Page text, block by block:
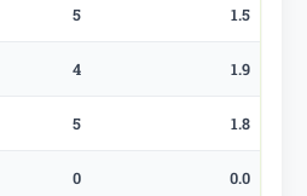
5 1.5
4 1.9
5 1.8
0 0.0